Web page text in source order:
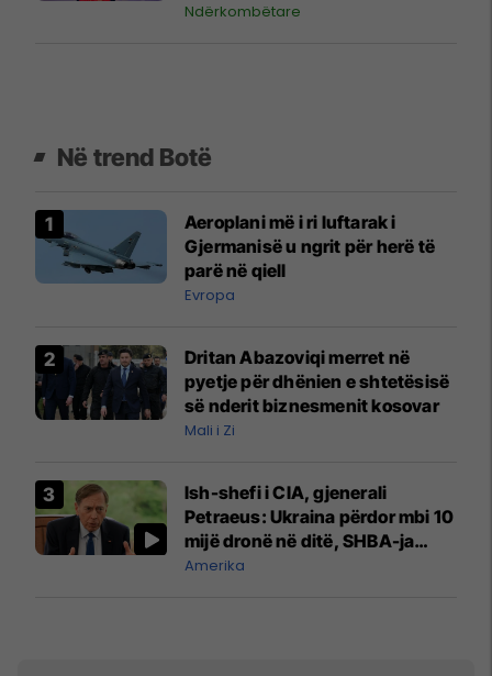
Ndërkombëtare
Në trend Botë
Aeroplani më i ri luftarak i
Gjermanisë u ngrit për herë të
parë në qiell
Evropa
Dritan Abazoviqi merret në
pyetje për dhënien e shtetësisë
së nderit biznesmenit kosovar
Mali i Zi
Ish-shefi i CIA, gjenerali
Petraeus: Ukraina përdor mbi 10
mijë dronë në ditë, SHBA-ja
mbetet shumë prapa në
Amerika